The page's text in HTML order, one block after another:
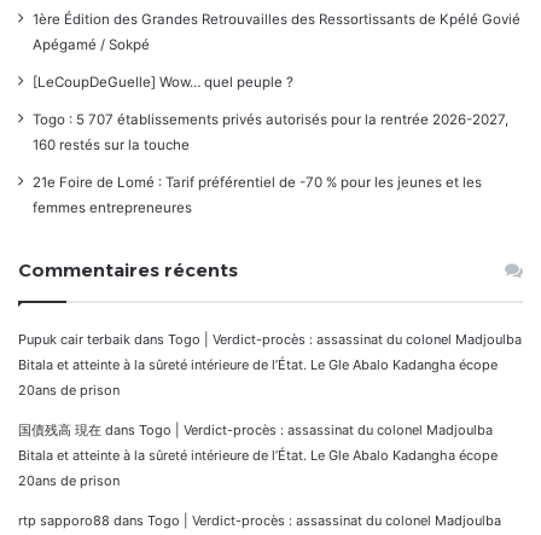
1ère Édition des Grandes Retrouvailles des Ressortissants de Kpélé Govié
Apégamé / Sokpé
[LeCoupDeGuelle] Wow… quel peuple ?
Togo : 5 707 établissements privés autorisés pour la rentrée 2026-2027,
160 restés sur la touche
21e Foire de Lomé : Tarif préférentiel de -70 % pour les jeunes et les
femmes entrepreneures
Commentaires récents
Pupuk cair terbaik dans Togo | Verdict-procès : assassinat du colonel Madjoulba
Bitala et atteinte à la sûreté intérieure de l’État. Le Gle Abalo Kadangha écope
20ans de prison
国債残高 現在 dans Togo | Verdict-procès : assassinat du colonel Madjoulba
Bitala et atteinte à la sûreté intérieure de l’État. Le Gle Abalo Kadangha écope
20ans de prison
rtp sapporo88 dans Togo | Verdict-procès : assassinat du colonel Madjoulba